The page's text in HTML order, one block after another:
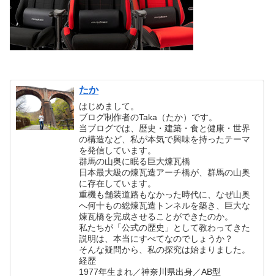
たか
はじめまして。
ブログ制作者のTaka（たか）です。
当ブログでは、歴史・建築・食と健康・世界
の構造など、私が本気で興味を持ったテーマ
を発信しています。
群馬の山奥に眠る巨大煉瓦橋
日本最大級の煉瓦造アーチ橋が、群馬の山奥
に存在しています。
重機も舗装道路もなかった時代に、なぜ山奥
へ何十もの総煉瓦造トンネルを築き、巨大な
煉瓦橋を完成させることができたのか。
私たちが「公式の歴史」として教わってきた
説明は、本当にすべてなのでしょうか？
そんな疑問から、私の探究は始まりました。
経歴
1977年生まれ／神奈川県出身／AB型